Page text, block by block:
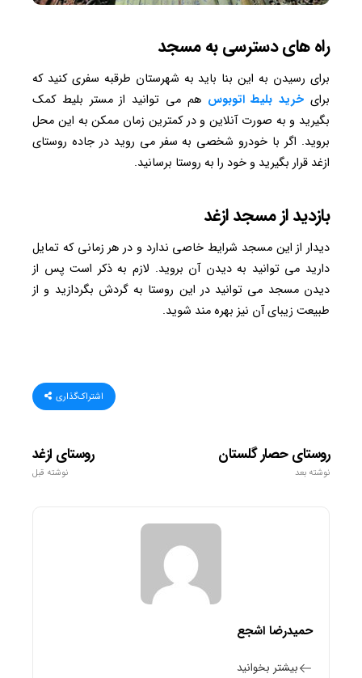
راه های دسترسی به مسجد
برای رسیدن به این بنا باید به شهرستان طرقبه سفری کنید که
برای خرید بلیط اتوبوس هم می توانید از مستر بلیط کمک
بگیرید و به صورت آنلاین و در کمترین زمان ممکن به این محل
بروید. اگر با خودرو شخصی به سفر می روید در جاده روستای
ازغد قرار بگیرید و خود را به روستا برسانید.
بازدید از مسجد ازغد
دیدار از این مسجد شرایط خاصی ندارد و در هر زمانی که تمایل
دارید می توانید به دیدن آن بروید. لازم به ذکر است پس از
دیدن مسجد می توانید در این روستا به گردش بگردازید و از
طبیعت زیبای آن نیز بهره مند شوید.
اشتراک‌گذاری
روستای ازغد
نوشته قبل
روستای حصار گلستان
نوشته بعد
حمیدرضا اشجع
بیشتر بخوانید